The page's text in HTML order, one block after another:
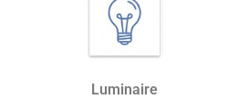
Luminaire